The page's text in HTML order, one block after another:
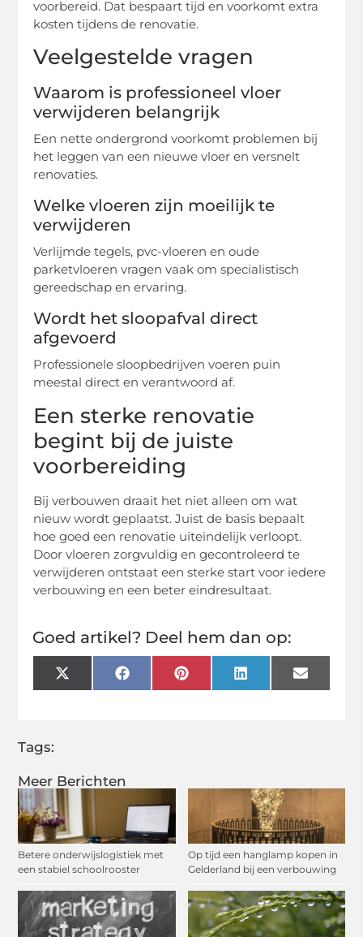
Meer Berichten
Betere onderwijslogistiek met
een stabiel schoolrooster
Op tijd een hanglamp kopen in
Gelderland bij een verbouwing
voorbereid. Dat bespaart tijd en voorkomt extra
kosten tijdens de renovatie.
Veelgestelde vragen
Waarom is professioneel vloer
verwijderen belangrijk
Een nette ondergrond voorkomt problemen bij
het leggen van een nieuwe vloer en versnelt
renovaties.
Welke vloeren zijn moeilijk te
verwijderen
Verlijmde tegels, pvc-vloeren en oude
parketvloeren vragen vaak om specialistisch
gereedschap en ervaring.
Wordt het sloopafval direct
afgevoerd
Professionele sloopbedrijven voeren puin
meestal direct en verantwoord af.
Een sterke renovatie
begint bij de juiste
voorbereiding
Bij verbouwen draait het niet alleen om wat
nieuw wordt geplaatst. Juist de basis bepaalt
hoe goed een renovatie uiteindelijk verloopt.
Door vloeren zorgvuldig en gecontroleerd te
verwijderen ontstaat een sterke start voor iedere
verbouwing en een beter eindresultaat.
Goed artikel? Deel hem dan op:
X
(Twitter)
FacebookPinterestLinkedInEmail
Tags: